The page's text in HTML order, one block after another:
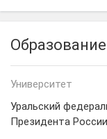
Образование
Университет
Уральский
Президента